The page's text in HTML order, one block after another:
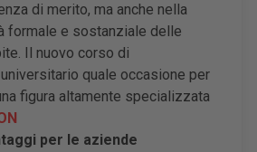
di merito, ma anche nella
formale e sostanziale delle
Il nuovo corso di
quale occasione per
figura altamente specializzata
per le aziende